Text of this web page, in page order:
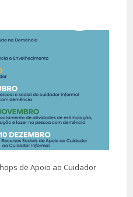
de Apoio ao Cuidador